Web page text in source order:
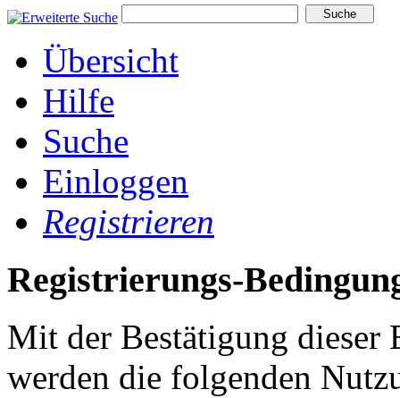
Übersicht
Hilfe
Suche
Einloggen
Registrieren
Registrierungs-
Mit der Bestätigung dieser
werden die folgenden